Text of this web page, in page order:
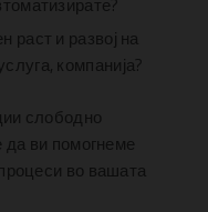
раст и развој на
компанија?
слободно
да ви помогнеме
во вашата